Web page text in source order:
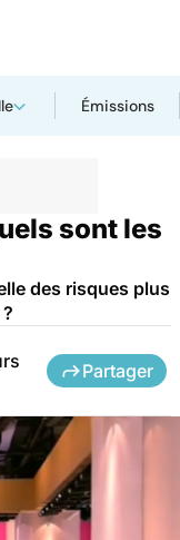
Émissions
sont les
des risques plus
Partager